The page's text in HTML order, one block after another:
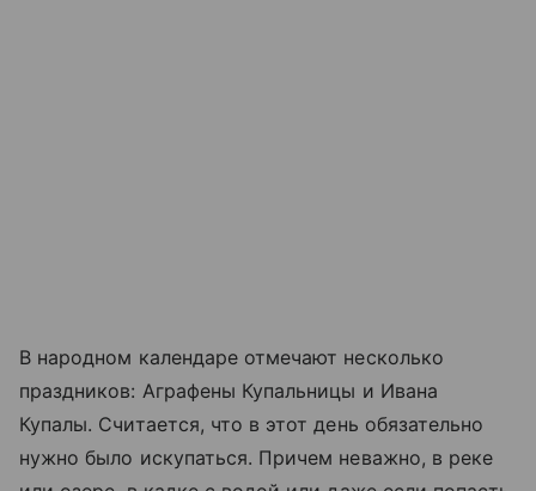
В народном календаре отмечают несколько
праздников: Аграфены Купальницы и Ивана
Купалы. Считается, что в этот день обязательно
нужно было искупаться. Причем неважно, в реке